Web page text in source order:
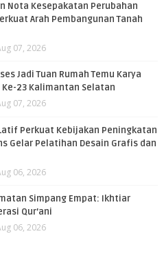
Nota Kesepakatan Perubahan
Arah Pembangunan Tanah
07, 2026
Jadi Tuan Rumah Temu Karya
Ke-23 Kalimantan Selatan
07, 2026
Perkuat Kebijakan Peningkatan
Gelar Pelatihan Desain Grafis dan
06, 2026
Simpang Empat: Ikhtiar
Qur’ani
06, 2026